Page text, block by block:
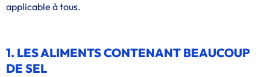
applicable à tous.
1. LES ALIMENTS CONTENANT BEAUCOUP
DE SEL